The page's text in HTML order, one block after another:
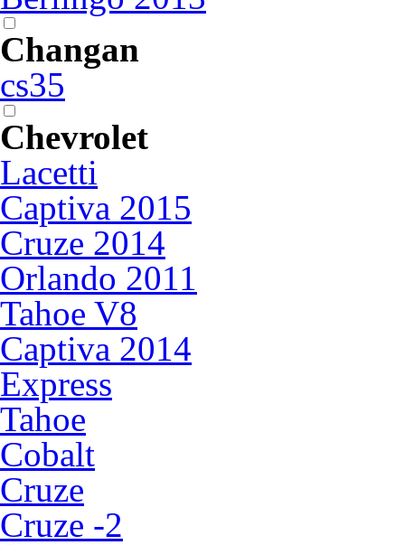
Changan
cs35
Chevrolet
Lacetti
Captiva 2015
Cruze 2014
Orlando 2011
Tahoe V8
Captiva 2014
Express
Tahoe
Cobalt
Cruze
Cruze -2